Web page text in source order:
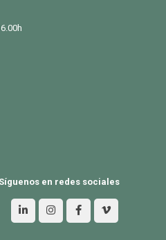
Síguenos en redes sociales